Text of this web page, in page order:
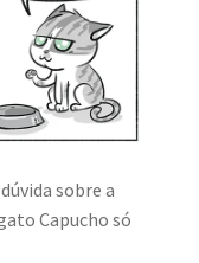
sobre a
Capucho só